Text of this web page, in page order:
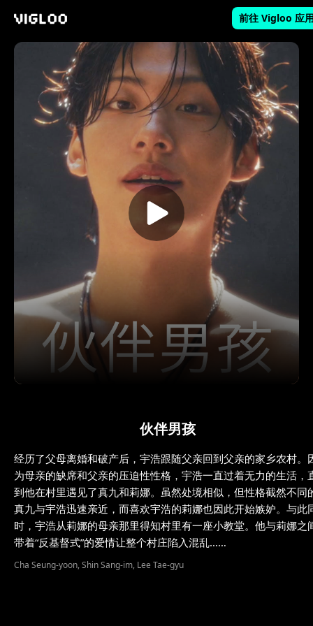
前往 Vigloo 应
伙伴男孩
经历了父母离婚和破产后，宇浩跟随父亲回到父亲的家乡农村。
为母亲的缺席和父亲的压迫性性格，宇浩一直过着无力的生活，
到他在村里遇见了真九和莉娜。虽然处境相似，但性格截然不同
真九与宇浩迅速亲近，而喜欢宇浩的莉娜也因此开始嫉妒。与此
时，宇浩从莉娜的母亲那里得知村里有一座小教堂。他与莉娜之
带着“反基督式”的爱情让整个村庄陷入混乱……
Cha Seung-yoon, Shin Sang-im, Lee Tae-gyu